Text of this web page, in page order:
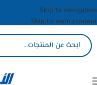
Skip to navigation
Skip to main content